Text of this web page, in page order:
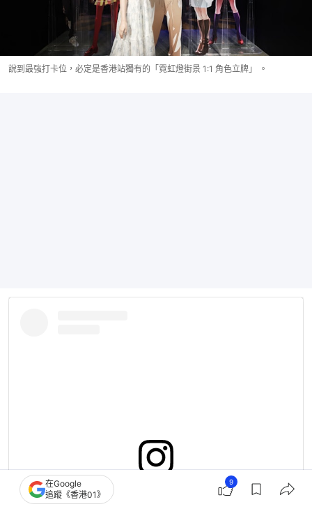
說到最強打卡位，必定是香港站獨有的「霓虹燈街景 1:1 角色立牌」 。
在 Instagram 查看這則貼文
在Google
追蹤《香港01》
9